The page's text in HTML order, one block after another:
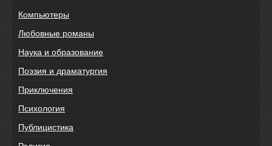
Компьютеры
Любовные романы
Наука и образование
Поэзия и драматургия
Приключения
Психология
Публицистика